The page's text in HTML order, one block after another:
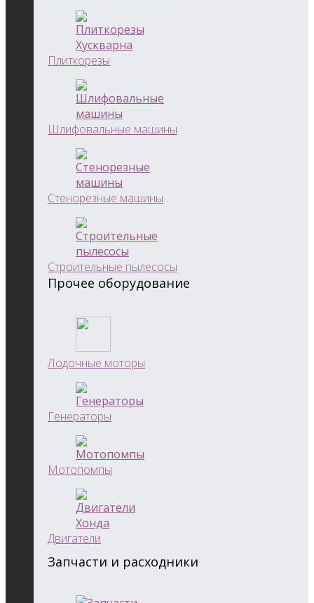
Плиткорезы
Шлифовальные машины
Стенорезные машины
Строительные пылесосы
Прочее оборудование
Лодочные моторы
Генераторы
Мотопомпы
Двигатели
Запчасти и расходники